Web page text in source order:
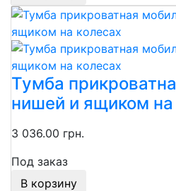
Тумба
нишей и ящиком на
3 036.00 грн.
Под заказ
В корзину